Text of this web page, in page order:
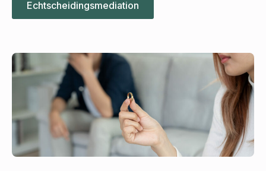
Echtscheidingsmediation